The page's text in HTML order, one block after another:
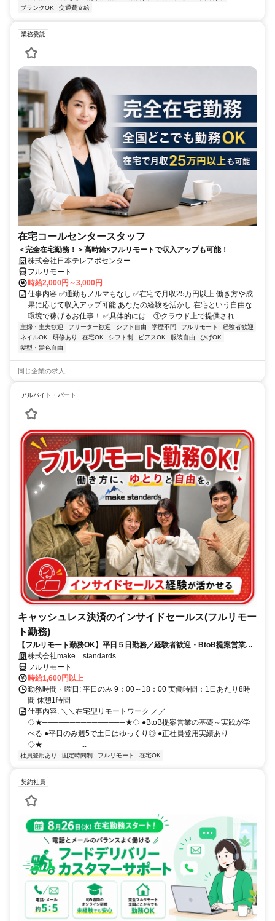
ブランクOK
交通費支給
業務委託
在宅コールセンタースタッフ
＜完全在宅勤務！＞高時給×フルリモートで収入アップも可能！
株式会社日本テレアポセンター
フルリモート
時給2,000円～3,000円
仕事内容 ✅通勤もノルマもなし ✅在宅で月収25万円以上 働き方や成
果に応じて収入アップ可能 あなたの経験を活かし 在宅という自由な
環境で稼げるお仕事！ ✅具体的には... ①クラウド上で提供され...
主婦・主夫歓迎 フリーター歓迎 シフト自由 学歴不問 フルリモート
経験者歓迎
ネイルOK
研修あり 在宅OK シフト制 ピアスOK 服装自由
ひげOK
髪型・髪色自由
同じ企業の求人
アルバイト・パート
キャッシュレス決済のインサイドセールス(フルリモー
ト勤務)
【フルリモート勤務OK】平日５日勤務／経験者歓迎・BtoB提案営業で
スキルアップ
株式会社make standards
フルリモート
時給1,600円以上
勤務時間・曜日: 平日のみ 9：00～18：00 実働時間：1日あたり8時
間 休憩1時間
仕事内容: ＼＼在宅型リモートワーク ／／
◇★───────────────★◇ ●BtoB提案営業の基礎～実践が学
べる ●平日のみ週5で土日はゆっくり◎ ●正社員登用実績あり
◇★───────...
社員登用あり 固定時間制 フルリモート 在宅OK
契約社員